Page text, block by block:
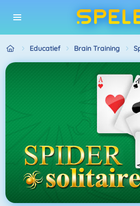
Educatief Brain Training